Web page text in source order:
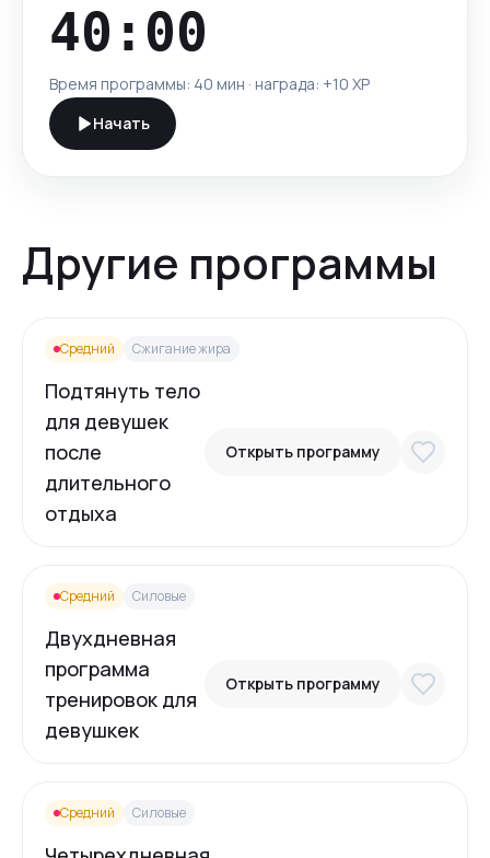
40:00
Время программы: 40 мин · награда: +10 XP
Начать
Другие программы
Средний Сжигание жира
Подтянуть тело
для девушек
после
длительного
отдыха
Открыть программу
Средний Силовые
Двухдневная
программа
тренировок для
девушкек
Открыть программу
Средний Силовые